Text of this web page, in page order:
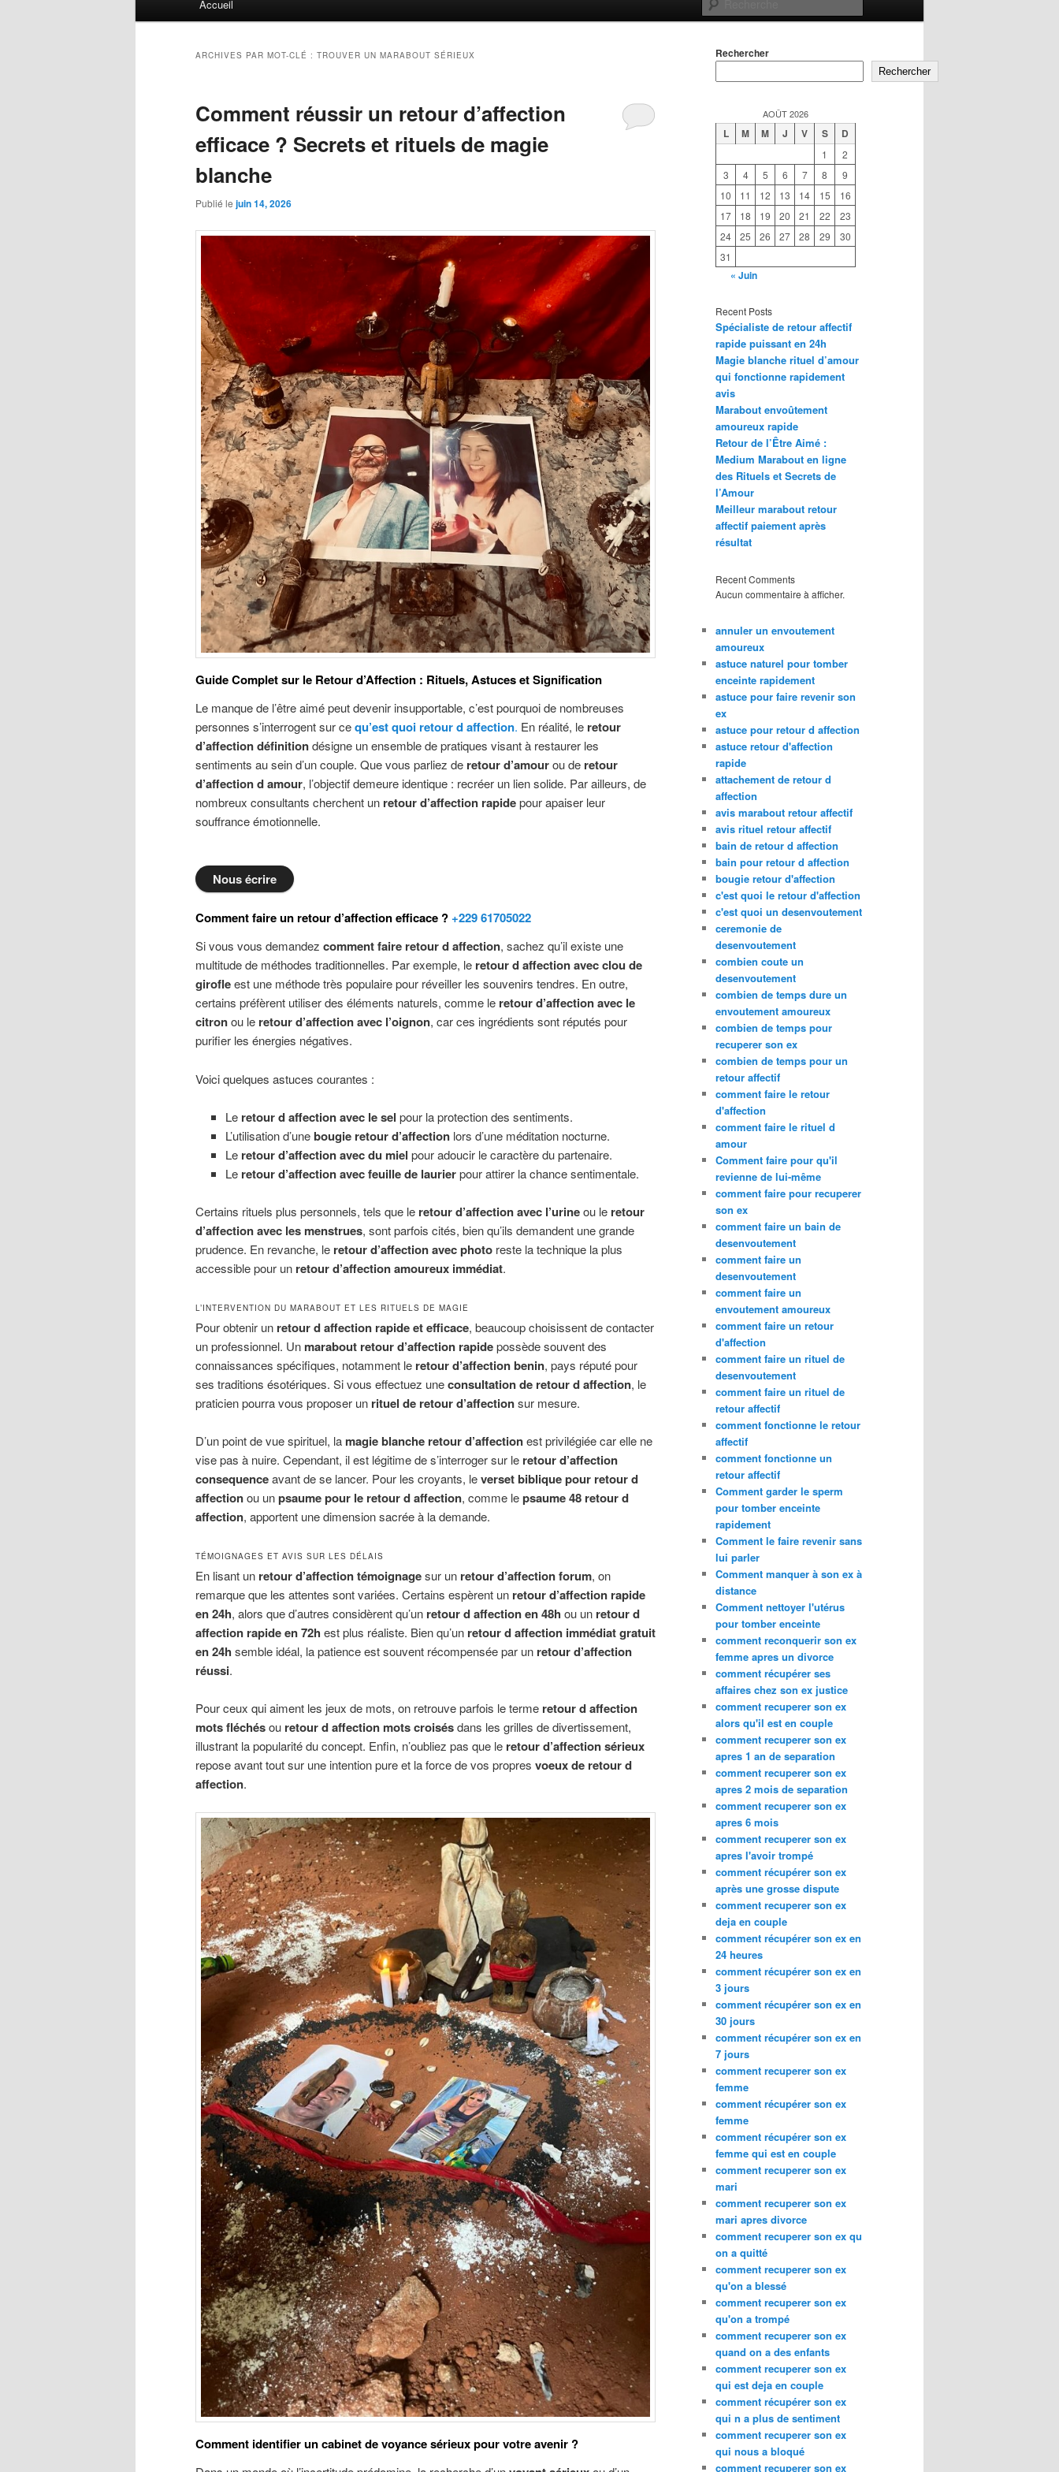
Accueil
ARCHIVES PAR MOT-CLÉ : TROUVER UN MARABOUT SÉRIEUX
Comment réussir un retour d’affection
efficace ? Secrets et rituels de magie
blanche
Publié le juin 14, 2026
Guide Complet sur le Retour d’Affection : Rituels, Astuces et Signification
Le manque de l’être aimé peut devenir insupportable, c’est pourquoi de nombreuses
personnes s’interrogent sur cequ’est quoi retour d affection. En réalité, le retour
d’affection définitiondésigne un ensemble de pratiques visant à restaurer les
sentiments au sein d’un couple. Que vous parliez de retour d’amourou de retour
d’affection d amour, l’objectif demeure identique : recréer un lien solide. Par ailleurs, de
nombreux consultants cherchent un retour d’affection rapidepour apaiser leur
souffrance émotionnelle.
Nous écrire
Comment faire un retour d’affection efficace ?+229 61705022
Si vous vous demandez comment faire retour d affection, sachez qu’il existe une
multitude de méthodes traditionnelles. Par exemple, le retour d affection avec clou de
girofleest une méthode très populaire pour réveiller les souvenirs tendres. En outre,
certains préfèrent utiliser des éléments naturels, comme le retour d’affection avec le
citronou le retour d’affection avec l’oignon, car ces ingrédients sont réputés pour
purifier les énergies négatives.
Voici quelques astuces courantes :
Le retour d affection avec le sel pour la protection des sentiments.
L’utilisation d’unebougie retour d’affectionlors d’une méditation nocturne.
Le retour d’affection avec du miel pour adoucir le caractère du partenaire.
Le retour d’affection avec feuille de laurierpour attirer la chance sentimentale.
Certains rituels plus personnels, tels que le retour d’affection avec l’urineou le retour
d’affection avec les menstrues, sont parfois cités, bien qu’ils demandent une grande
prudence. En revanche, le retour d’affection avec photo reste la technique la plus
accessible pour un retour d’affection amoureux immédiat.
L’INTERVENTION DU MARABOUT ET LES RITUELS DE MAGIE
Pour obtenir un retour d affection rapide et efficace, beaucoup choisissent de contacter
un professionnel. Un marabout retour d’affection rapidepossède souvent des
connaissances spécifiques, notamment le retour d’affection benin, pays réputé pour
ses traditions ésotériques. Si vous effectuez uneconsultation de retour d affection, le
praticien pourra vous proposer un rituel de retour d’affectionsur mesure.
D’un point de vue spirituel, la magie blanche retour d’affectionest privilégiée car elle ne
vise pas à nuire. Cependant, il est légitime de s’interroger sur le retour d’affection
consequenceavant de se lancer. Pour les croyants, leverset biblique pour retour d
affectionou unpsaume pour le retour d affection, comme lepsaume 48 retour d
affection, apportent une dimension sacrée à la demande.
TÉMOIGNAGES ET AVIS SUR LES DÉLAIS
En lisant un retour d’affection témoignagesur un retour d’affection forum, on
remarque que les attentes sont variées. Certains espèrent un retour d’affection rapide
en 24h, alors que d’autres considèrent qu’un retour d affection en 48h ou un retour d
affection rapide en 72h est plus réaliste. Bien qu’un retour d affection immédiat gratuit
en 24h semble idéal, la patience est souvent récompensée par un retour d’affection
réussi.
Pour ceux qui aiment les jeux de mots, on retrouve parfois le terme retour d affection
mots fléchésou retour d affection mots croisésdans les grilles de divertissement,
illustrant la popularité du concept. Enfin, n’oubliez pas que le retour d’affection sérieux
repose avant tout sur une intention pure et la force de vos propres voeux de retour d
affection.
Comment identifier un cabinet de voyance sérieux pour votre avenir ?
Rechercher
Rechercher
AOÛT 2026
L M M J V S D
1
2
3
4 5 6 7 8
9
10
11 12 13 14 15
16
17
18 19 20 21 22
23
24
25 26 27 28 29
30
31
« Juin
Recent Posts
Spécialiste de retour affectif
rapide puissant en 24h
Magie blanche rituel d’amour
qui fonctionne rapidement
avis
Marabout envoûtement
amoureux rapide
Retour de l’Être Aimé :
Medium Marabout en ligne
des Rituels et Secrets de
l’Amour
Meilleur marabout retour
affectif paiement après
résultat
Recent Comments
Aucun commentaire à afficher.
annuler un envoutement
amoureux
astuce naturel pour tomber
enceinte rapidement
astuce pour faire revenir son
ex
astuce pour retour d affection
astuce retour d'affection
rapide
attachement de retour d
affection
avis marabout retour affectif
avis rituel retour affectif
bain de retour d affection
bain pour retour d affection
bougie retour d'affection
c'est quoi le retour d'affection
c'est quoi un desenvoutement
ceremonie de
desenvoutement
combien coute un
desenvoutement
combien de temps dure un
envoutement amoureux
combien de temps pour
recuperer son ex
combien de temps pour un
retour affectif
comment faire le retour
d'affection
comment faire le rituel d
amour
Comment faire pour qu'il
revienne de lui-même
comment faire pour recuperer
son ex
comment faire un bain de
desenvoutement
comment faire un
desenvoutement
comment faire un
envoutement amoureux
comment faire un retour
d'affection
comment faire un rituel de
desenvoutement
comment faire un rituel de
retour affectif
comment fonctionne le retour
affectif
comment fonctionne un
retour affectif
Comment garder le sperm
pour tomber enceinte
rapidement
Comment le faire revenir sans
lui parler
Comment manquer à son ex à
distance
Comment nettoyer l'utérus
pour tomber enceinte
comment reconquerir son ex
femme apres un divorce
comment récupérer ses
affaires chez son ex justice
comment recuperer son ex
alors qu'il est en couple
comment recuperer son ex
apres 1 an de separation
comment recuperer son ex
apres 2 mois de separation
comment recuperer son ex
apres 6 mois
comment recuperer son ex
apres l'avoir trompé
comment récupérer son ex
après une grosse dispute
comment recuperer son ex
deja en couple
comment récupérer son ex en
24 heures
comment récupérer son ex en
3 jours
comment récupérer son ex en
30 jours
comment récupérer son ex en
7 jours
comment recuperer son ex
femme
comment récupérer son ex
femme
comment récupérer son ex
femme qui est en couple
comment recuperer son ex
mari
comment recuperer son ex
mari apres divorce
comment recuperer son ex qu
on a quitté
comment recuperer son ex
qu'on a blessé
comment recuperer son ex
qu'on a trompé
comment recuperer son ex
quand on a des enfants
comment recuperer son ex
qui est deja en couple
comment récupérer son ex
qui n a plus de sentiment
comment recuperer son ex
qui nous a bloqué
comment recuperer son ex